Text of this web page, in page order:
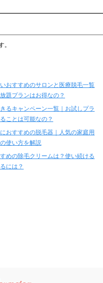
。
おすすめのサロンと医療脱毛一覧
題プランはお得なの？
るキャンペーン一覧｜お試しプラ
ことは可能なの？
おすすめの脱毛器｜人気の家庭用
使い方を解説
めの除毛クリームは？使い続ける
には？